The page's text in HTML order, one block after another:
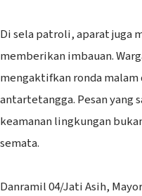
‎Di sela patroli, aparat juga
memberikan imbauan.
mengaktifkan ronda
antartetangga. Pesan yang
keamanan lingkungan
semata.
‎Danramil 04/Jati Asih,